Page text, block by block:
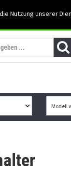
Nutzung unserer